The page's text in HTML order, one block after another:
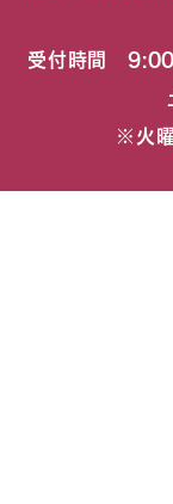
受付時間
※火